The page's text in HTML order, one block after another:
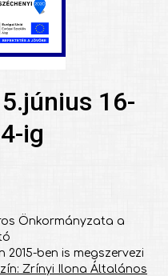
16-
ig
Önkormányzata a
ben is megszervezi
Zrínyi Ilona Általános